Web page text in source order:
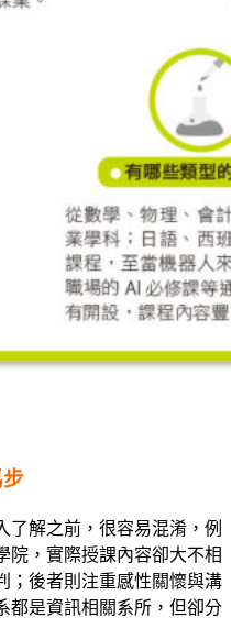
了解之前，很容易混淆，例
院，實際授課內容卻大不相
；後者則注重感性關懷與溝
都是資訊相關系所，但卻分